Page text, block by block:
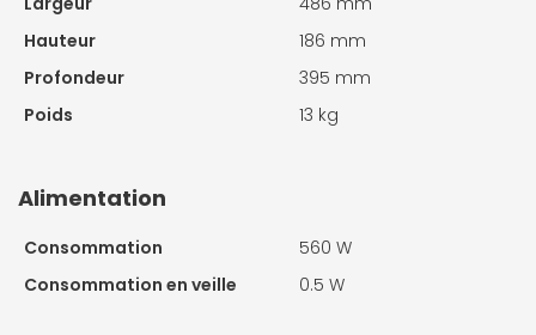
Hauteur
186 mm
Profondeur
395 mm
Poids
13 kg
Alimentation
Consommation
560 W
Consommation en veille
0.5 W